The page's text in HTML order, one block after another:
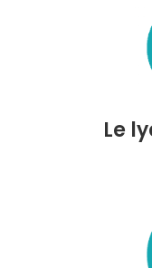
Le